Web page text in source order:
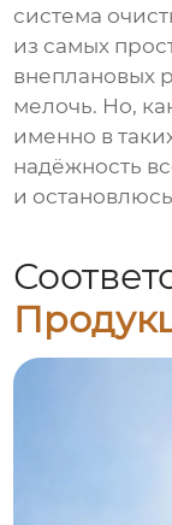
система
из самых
внеплановых
мелочь. Но,
именно в
надёжность
и